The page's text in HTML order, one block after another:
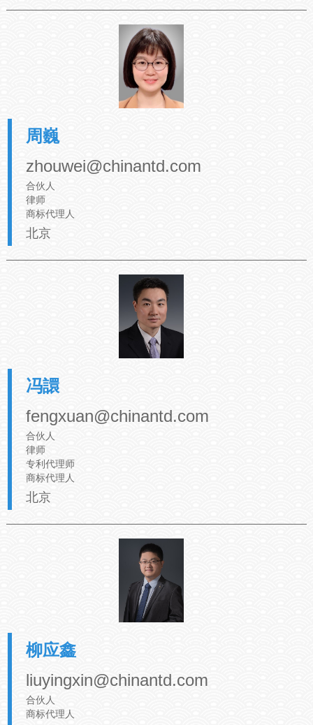
周巍
zhouwei@chinantd.com
合伙人
律师
商标代理人
北京
冯譞
fengxuan@chinantd.com
合伙人
律师
专利代理师
商标代理人
北京
柳应鑫
liuyingxin@chinantd.com
合伙人
商标代理人